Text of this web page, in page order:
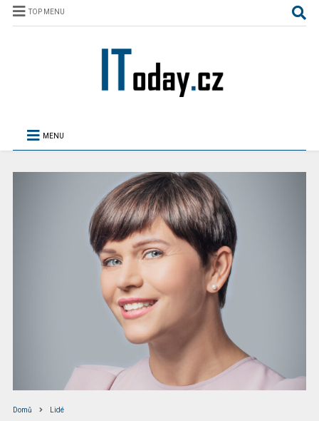
TOP MENU
MENU
Domů Lidé